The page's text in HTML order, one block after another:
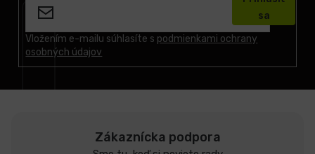
Vložením e-mailu súhlasíte s podmienkami ochrany
osobných údajov
sa
Zákaznícka podpora